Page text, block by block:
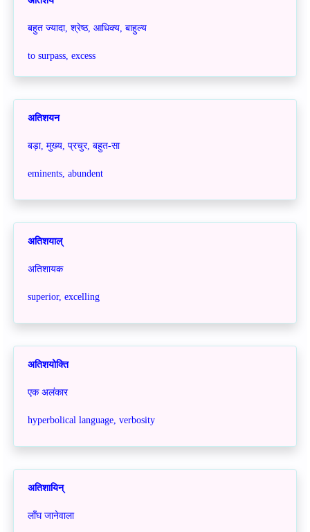
बहुत ज्यादा, श्रेष्ठ, आधिक्य, बाहुल्य
to surpass, excess
अतिशयन
बड़ा, मुख्य, प्रचुर, बहुत-सा
eminents, abundent
अतिशयाल्
अतिशायक
superior, excelling
अतिशयोक्ति
एक अलंकार
hyperbolical language, verbosity
अतिशायिन्
लाँघ जानेवाला